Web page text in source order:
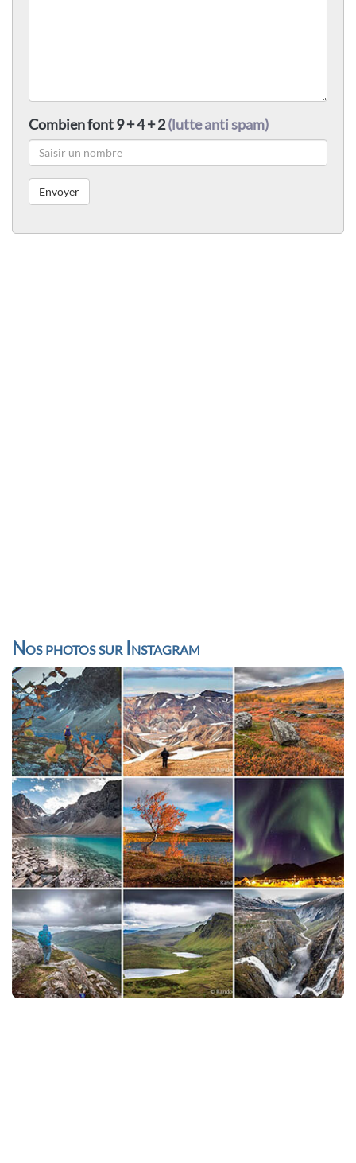
Combien font 9 + 4 + 2(lutte anti spam)
Nos photos sur Instagram